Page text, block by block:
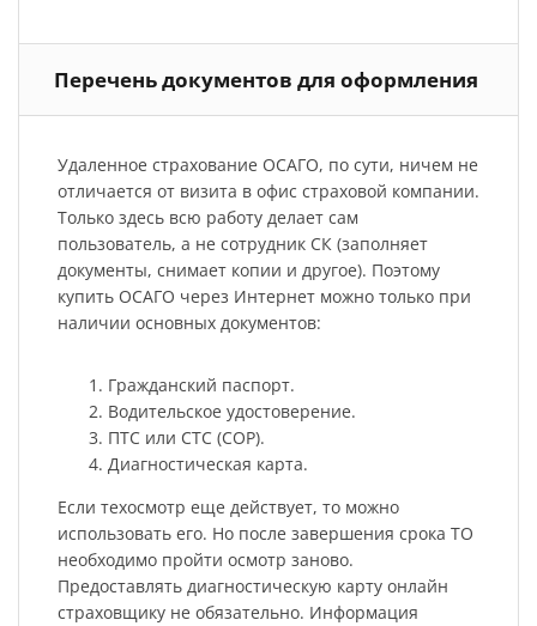
Перечень документов для оформления
Удаленное страхование ОСАГО, по сути, ничем не
отличается от визита в офис страховой компании.
Только здесь всю работу делает сам
пользователь, а не сотрудник СК (заполняет
документы, снимает копии и другое). Поэтому
купить ОСАГО через Интернет можно только при
наличии основных документов:
Гражданский паспорт.
Водительское удостоверение.
ПТС или СТС (СОР).
Диагностическая карта.
Если техосмотр еще действует, то можно
использовать его. Но после завершения срока ТО
необходимо пройти осмотр заново.
Предоставлять диагностическую карту онлайн
страховщику не обязательно. Информация